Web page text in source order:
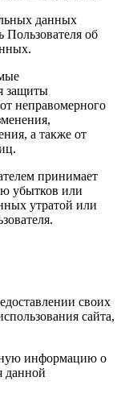
данных
об
защиты
неправомерного
а также от
принимает
убытков или
утратой или
своих
сайта,
информацию о
данной